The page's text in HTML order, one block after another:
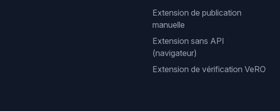
Extension de publication
manuelle
Extension sans API
(navigateur)
Extension de vérification VeRO